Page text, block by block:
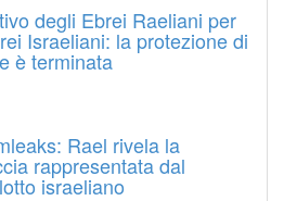
degli Ebrei Raeliani per
Israeliani: la protezione di
è terminata
Rael rivela la
rappresentata dal
israeliano